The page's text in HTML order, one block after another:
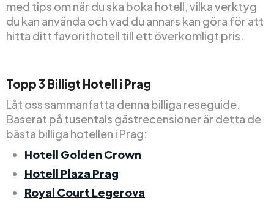
med tips om när du ska boka hotell, vilka verktyg
du kan använda och vad du annars kan göra för att
hitta ditt favorithotell till ett överkomligt pris.
Topp3 Billigt Hotell i Prag
Låt oss sammanfatta denna billiga reseguide.
Baserat på tusentals gästrecensioner är detta de
bästa billiga hotellen i Prag:
Hotell Golden Crown
Hotell Plaza Prag
Royal Court Legerova